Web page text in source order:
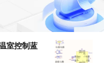
室控制蓝